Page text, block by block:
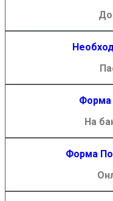
До
Форма
На
Форма